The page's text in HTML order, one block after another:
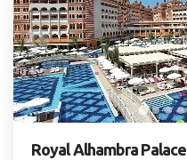
Royal Alhambra Palace